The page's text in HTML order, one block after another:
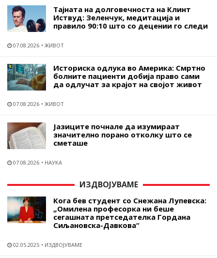
Тајната на долговечноста на Клинт
Иствуд: Зеленчук, медитација и
правило 90:10 што со децении го следи
07.08.2026 ЖИВОТ
Историска одлука во Америка: Смртно
болните пациенти добија право сами
да одлучат за крајот на својот живот
07.08.2026 ЖИВОТ
Јазиците почнале да изумираат
значително порано отколку што се
сметаше
07.08.2026 НАУКА
ИЗДВОЈУВАМЕ
Кога бев студент со Снежана Лупевска:
„Омилена професорка ни беше
сегашната претседателка Гордана
Сиљановска-Давкова“
02.05.2025 ИЗДВОЈУВАМЕ